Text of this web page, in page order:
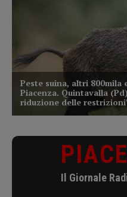
Il Giornale